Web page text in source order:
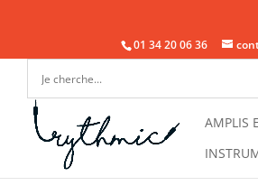
01 34 20 06 36
AMPLIS